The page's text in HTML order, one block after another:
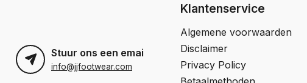
Stuur ons een email
info@jjfootwear.com
Klantenservice
Algemene voorwaarden
Disclaimer
Privacy Policy